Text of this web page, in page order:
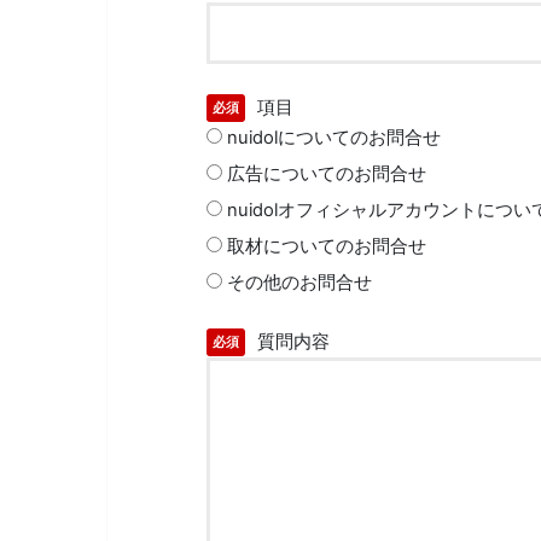
必須
項目
nuidolについてのお問合せ
広告についてのお問合せ
nuidolオフィシャルアカウントについ
取材についてのお問合せ
その他のお問合せ
必須 質問内容